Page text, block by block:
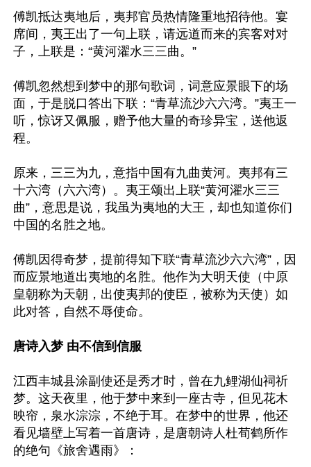
傅凯抵达夷地后，夷邦官员热情隆重地招待他。宴
席间，夷王出了一句上联，请远道而来的宾客对对
子，上联是：“黄河濯水三三曲。”
傅凯忽然想到梦中的那句歌词，词意应景眼下的场
面，于是脱口答出下联：“青草流沙六六湾。”夷王一
听，惊讶又佩服，赠予他大量的奇珍异宝，送他返
程。
原来，三三为九，意指中国有九曲黄河。夷邦有三
十六湾（六六湾）。夷王颂出上联“黄河濯水三三
曲”，意思是说，我虽为夷地的大王，却也知道你们
中国的名胜之地。
傅凯因得奇梦，提前得知下联“青草流沙六六湾”，因
而应景地道出夷地的名胜。他作为大明天使（中原
皇朝称为天朝，出使夷邦的使臣，被称为天使）如
此对答，自然不辱使命。
唐诗入梦 由不信到信服
江西丰城县涂副使还是秀才时，曾在九鲤湖仙祠祈
梦。这天夜里，他于梦中来到一座古寺，但见花木
映帘，泉水淙淙，不绝于耳。在梦中的世界，他还
看见墙壁上写着一首唐诗，是唐朝诗人杜荀鹤所作
的绝句《旅舍遇雨》：